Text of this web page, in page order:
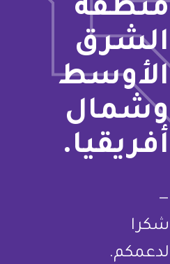
منطقة
الشرق
الأوسط
وشمال
أفريقيا.
—
شكرا
لدعمكم.